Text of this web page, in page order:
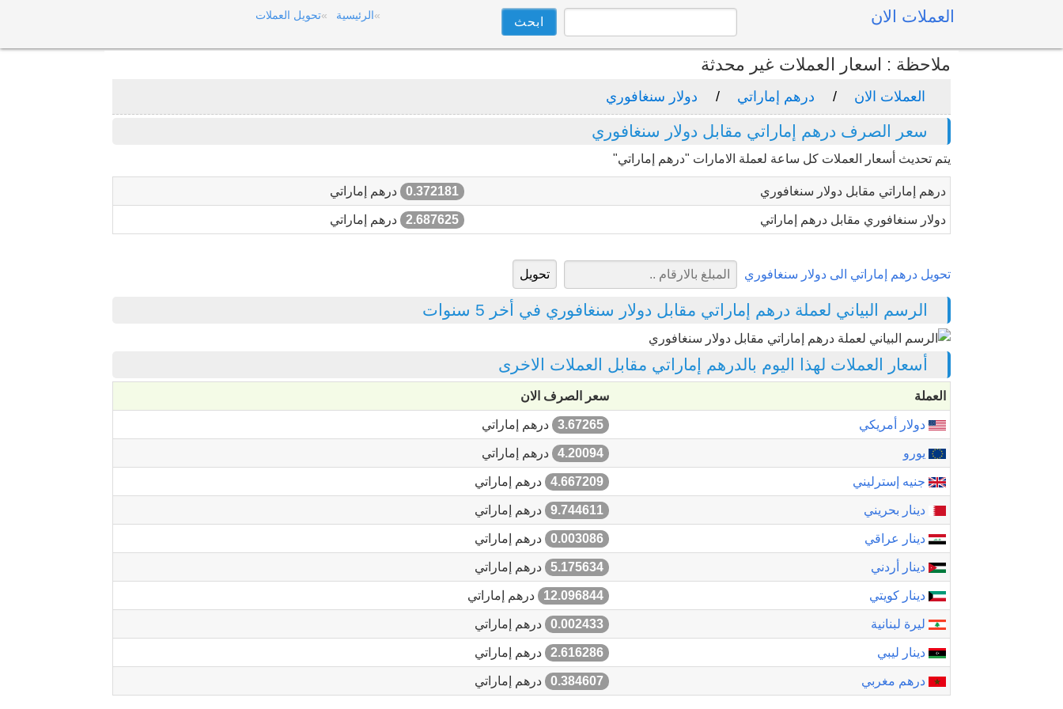
العملات الان الرئيسية تحويل العملات
ملاحظة : اسعار العملات غير محدثة
العملات الان درهم إماراتي دولار سنغافوري
سعر الصرف درهم إماراتي مقابل دولار سنغافوري
يتم تحديث أسعار العملات كل ساعة لعملة الامارات "درهم إماراتي"
درهم إماراتي مقابل دولار سنغافوري 0.372181 درهم إماراتي
دولار سنغافوري مقابل درهم إماراتي 2.687625 درهم إماراتي
تحويل درهم إماراتي الى دولار سنغافوري
الرسم البياني لعملة درهم إماراتي مقابل دولار سنغافوري في أخر 5 سنوات
أسعار العملات لهذا اليوم بالدرهم إماراتي مقابل العملات الاخرى
العملة سعر الصرف الان
دولار أمريكي 3.67265 درهم إماراتي
يورو 4.20094 درهم إماراتي
جنيه إسترليني 4.667209 درهم إماراتي
دينار بحريني 9.744611 درهم إماراتي
دينار عراقي 0.003086 درهم إماراتي
دينار أردني 5.175634 درهم إماراتي
دينار كويتي 12.096844 درهم إماراتي
ليرة لبنانية 0.002433 درهم إماراتي
دينار ليبي 2.616286 درهم إماراتي
درهم مغربي 0.384607 درهم إماراتي